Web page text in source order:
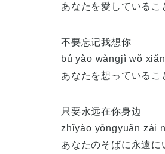
あなたを愛しているこ
不要忘记我想你
bú yào wàngjì wǒ
あなたを想っているこ
只要永远在你身边
zhǐyào yǒngyuǎn zài
あなたのそばに永遠に